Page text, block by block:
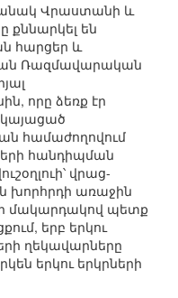
Վրաստանի և
քննարկել են
հարցեր և
Ռազմավարական
որը ձեռք էր
կայացած
համաժողովում
հանդիպման
վրաց-
խորհրդի առաջին
մակարդակով պետք
երբ երկու
ղեկավարները
երկու երկրների